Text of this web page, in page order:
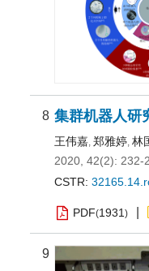
8 集群机器人研
王伟嘉, 郑雅婷, 林
2020, 42(2): 232-
CSTR:
PDF(1931 )
9